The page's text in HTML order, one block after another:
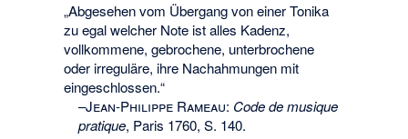
„Abgesehen vom Übergang von einer Tonika
zu egal welcher Note ist alles Kadenz,
vollkommene, gebrochene, unterbrochene
oder irreguläre, ihre Nachahmungen mit
eingeschlossen.“
–Jean-Philippe Rameau: Code de musique
pratique, Paris 1760, S. 140.